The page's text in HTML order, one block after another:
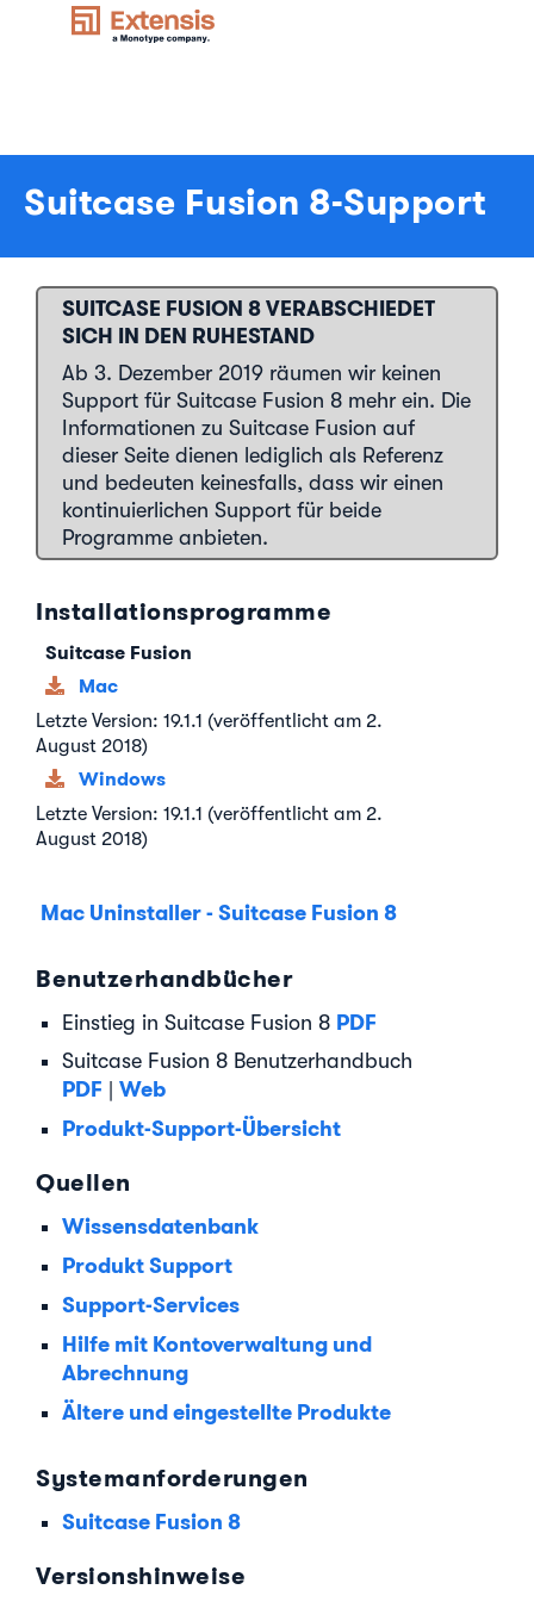
Suitcase Fusion 8-Support
SUITCASE FUSION 8 VERABSCHIEDET
SICH IN DEN RUHESTAND
Ab 3. Dezember 2019 räumen wir keinen
Support für Suitcase Fusion 8 mehr ein. Die
Informationen zu Suitcase Fusion auf
dieser Seite dienen lediglich als Referenz
und bedeuten keinesfalls, dass wir einen
kontinuierlichen Support für beide
Programme anbieten.
Installationsprogramme
Suitcase Fusion
Mac
Letzte Version: 19.1.1 (veröffentlicht am 2.
August 2018)
Windows
Letzte Version: 19.1.1 (veröffentlicht am 2.
August 2018)
Mac Uninstaller - Suitcase Fusion 8
Benutzerhandbücher
Einstieg in Suitcase Fusion 8 PDF
Suitcase Fusion 8 Benutzerhandbuch
PDF
Web
Produkt-Support-Übersicht
Quellen
Wissensdatenbank
Produkt Support
Support-Services
Hilfe mit Kontoverwaltung und
Abrechnung
Ältere und eingestellte Produkte
Systemanforderungen
Suitcase Fusion 8
Versionshinweise